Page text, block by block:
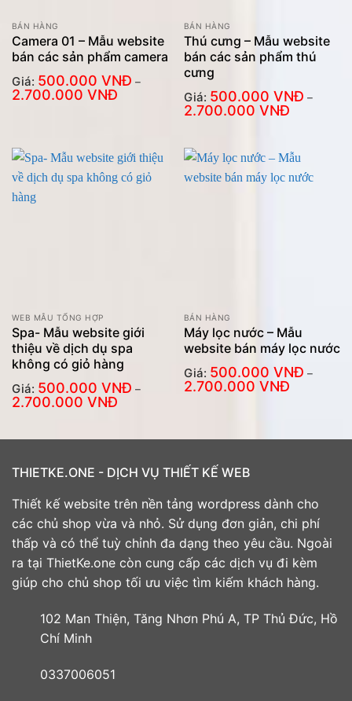
BÁN HÀNG
Camera 01 – Mẫu website
bán các sản phẩm camera
Giá: 500.000 VNĐ –
2.700.000 VNĐKhoảng
2.700.000
VNĐ
BÁN HÀNG
Thú cưng – Mẫu website
bán các sản phẩm thú
cưng
Giá: 500.000 VNĐ –
2.700.000 VNĐKhoảng
đến
VNĐ
WEB MẪU TỔNG HỢP
Spa- Mẫu website giới
thiệu về dịch dụ spa
không có giỏ hàng
Giá: 500.000 VNĐ –
2.700.000 VNĐKhoảng
giá:
VNĐ
VNĐ
BÁN HÀNG
Máy lọc nước – Mẫu
website bán máy lọc nước
Giá: 500.000 VNĐ –
2.700.000 VNĐKhoảng
giá:
THIETKE.ONE - DỊCH VỤ THIẾT KẾ WEB
Thiết kế website trên nền tảng wordpress dành cho
các chủ shop vừa và nhỏ. Sử dụng đơn giản, chi phí
thấp và có thể tuỳ chỉnh đa dạng theo yêu cầu. Ngoài
ra tại ThietKe.one còn cung cấp các dịch vụ đi kèm
giúp cho chủ shop tối ưu việc tìm kiếm khách hàng.
102 Man Thiện, Tăng Nhơn Phú A, TP Thủ Đức, Hồ
Chí Minh
0337006051